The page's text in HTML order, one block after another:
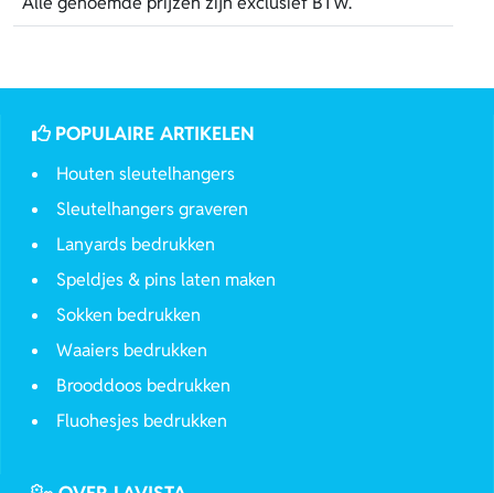
POPULAIRE ARTIKELEN
Houten sleutelhangers
Sleutelhangers graveren
Lanyards bedrukken
Speldjes & pins laten maken
Sokken bedrukken
Waaiers bedrukken
Brooddoos bedrukken
Fluohesjes bedrukken